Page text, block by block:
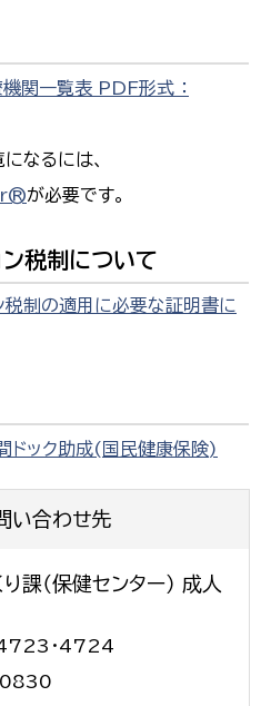
関一覧表 PDF形式 ：
なるには、
が必要です。
ン税制について
税制の適用に必要な証明書に
ドック助成(国民健康保険)
い合わせ先
課（保健センター） 成人
・4724
0830